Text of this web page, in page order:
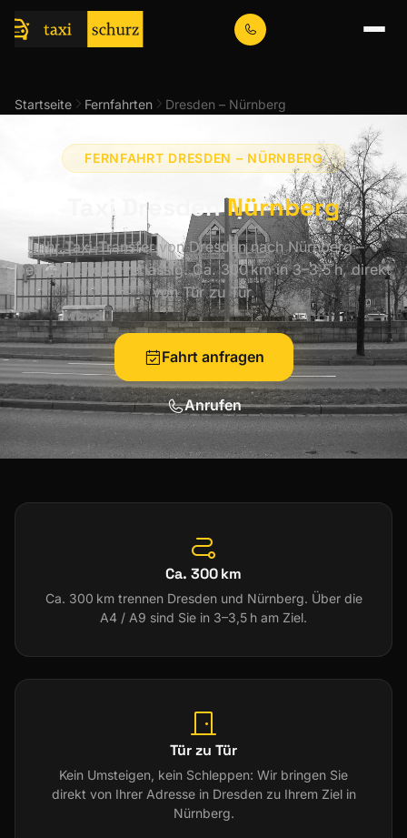
Startseite Fernfahrten Dresden – Nürnberg
FERNFAHRT DRESDEN – NÜRNBERG
Taxi DresdenNürnberg
Ihr Taxi-Transfer von Dresden nach Nürnberg –
bequem und zuverlässig. Ca. 300 km in 3–3,5 h, direkt
von Tür zu Tür.
Fahrt anfragen
Anrufen
Ca. 300 km
Ca. 300 km trennen Dresden und Nürnberg. Über die
A4 / A9 sind Sie in 3–3,5 h am Ziel.
Tür zu Tür
Kein Umsteigen, kein Schleppen: Wir bringen Sie
direkt von Ihrer Adresse in Dresden zu Ihrem Ziel in
Nürnberg.